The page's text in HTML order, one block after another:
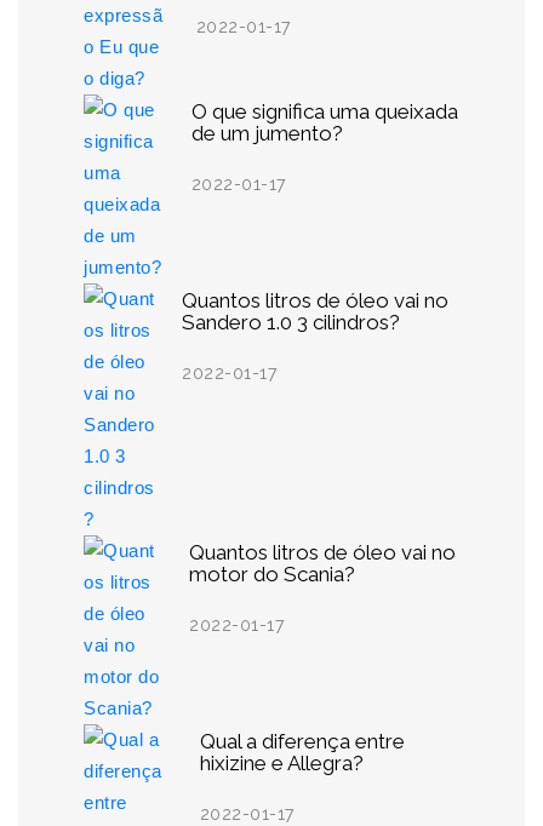
2022-01-17
O que significa uma queixada
de um jumento?
2022-01-17
Quantos litros de óleo vai no
Sandero 1.0 3 cilindros?
2022-01-17
Quantos litros de óleo vai no
motor do Scania?
2022-01-17
Qual a diferença entre
hixizine e Allegra?
2022-01-17